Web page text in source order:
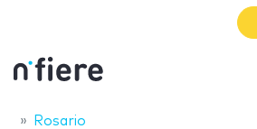
Rosario